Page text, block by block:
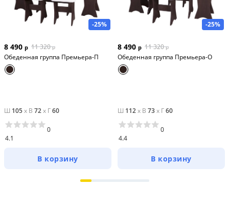
-25%
8 490 р 11 320 р
Обеденная группа Премьера-П
Ш 105x В 72x Г60
4.1
0
В корзину
-25%
8 490 р 11 320 р
Обеденная группа Премьера-О
Ш 112x В 73x Г60
4.4
0
В корзину